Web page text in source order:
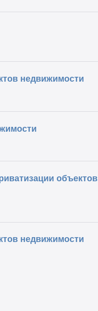
недвижимости
объектов
недвижимости